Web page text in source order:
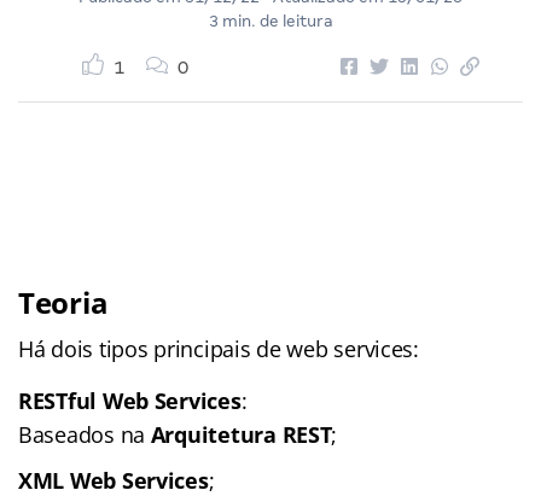
3 min. de leitura
1 0
Teoria
Há dois tipos principais de web services:
RESTful Web Services:
Baseados na Arquitetura REST;
XML Web Services;